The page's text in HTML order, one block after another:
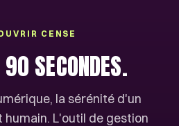
CENSE
SECONDES.
la sérénité d'un
L'outil de gestion